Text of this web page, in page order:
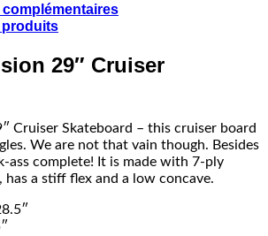
complémentaires
produits
29″ Cruiser
Cruiser Skateboard – this cruiser board
We are not that vain though. Besides
ass complete! It is made with 7-ply
a stiff flex and a low concave.